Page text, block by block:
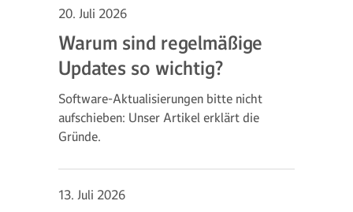
20. Juli 2026
Warum sind regelmäßige
Updates so wichtig?
Software-Aktualisierungen bitte nicht
aufschieben: Unser Artikel erklärt die
Gründe.
13. Juli 2026